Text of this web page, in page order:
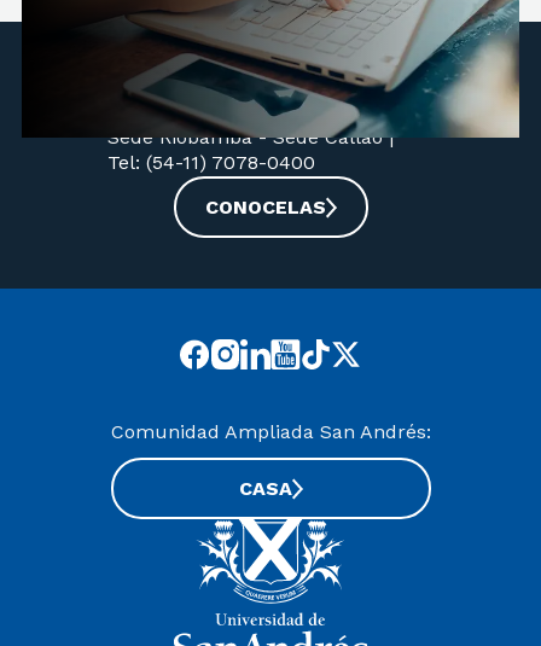
Nuestras sedes:
Campus Victoria -Sede Nordelta -
Sede Riobamba -Sede Callao|
Tel: (54-11) 7078-0400
CONOCELAS
Comunidad Ampliada San Andrés:
CASA